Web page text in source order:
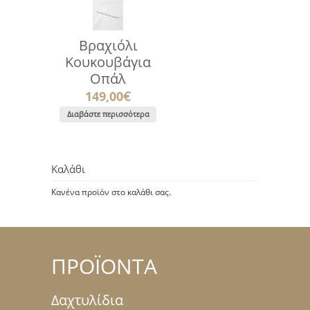
Βραχιόλι
Κουκουβάγια
Οπάλ
149,00€
Διαβάστε περισσότερα
Καλάθι
Κανένα προϊόν στο καλάθι σας.
ΠΡΟΪΟΝΤΑ
Δαχτυλίδια